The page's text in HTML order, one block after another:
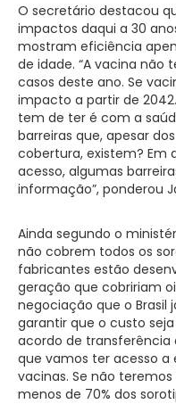
O secretário destacou
impactos daqui a 30
mostram eficiência
de idade. “A vacina não
casos deste ano. Se
impacto a partir de
tem de ter é com a
barreiras que, apesar
cobertura, existem? Em
acesso, algumas
informação”, ponderou
Ainda segundo o
não cobrem todos os
fabricantes estão
geração que cobririam
negociação que o Brasil
garantir que o custo
acordo de transferência
que vamos ter acesso a
vacinas. Se não
menos de 70% dos